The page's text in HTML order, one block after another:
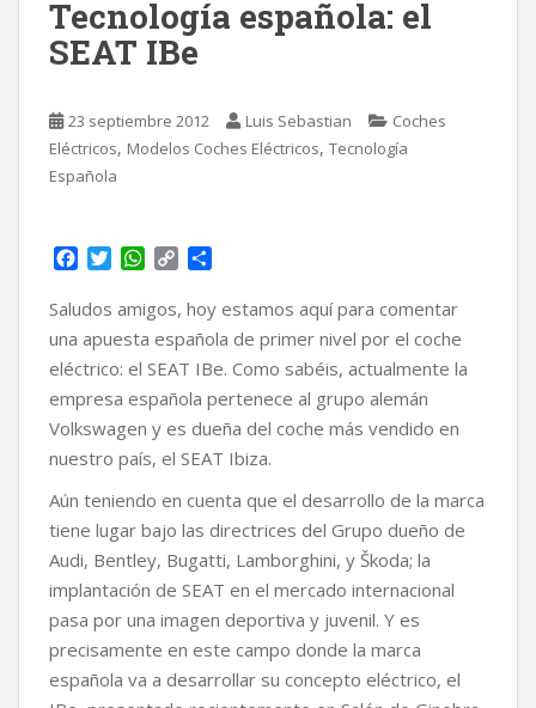
Tecnología española: el
SEAT IBe
23 septiembre 2012 Luis Sebastian
Coches
Eléctricos, Modelos Coches Eléctricos, Tecnología
Española
c
e
b
o
o
k
t
t
e
r
W
a
t
s
A
p
p
p
y
L
i
n
k
m
p
a
r
t
i
r
Saludos amigos, hoy estamos aquí para comentar
una apuesta española de primer nivel por el coche
eléctrico: el SEAT IBe. Como sabéis, actualmente la
empresa española pertenece al grupo alemán
Volkswagen y es dueña del coche más vendido en
nuestro país, el SEAT Ibiza.
Aún teniendo en cuenta que el desarrollo de la marca
tiene lugar bajo las directrices del Grupo dueño de
Audi, Bentley, Bugatti, Lamborghini, y Škoda; la
implantación de SEAT en el mercado internacional
pasa por una imagen deportiva y juvenil. Y es
precisamente en este campo donde la marca
española va a desarrollar su concepto eléctrico, el